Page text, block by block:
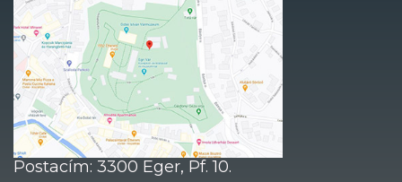
Postacím: 3300 Eger, Pf. 10.